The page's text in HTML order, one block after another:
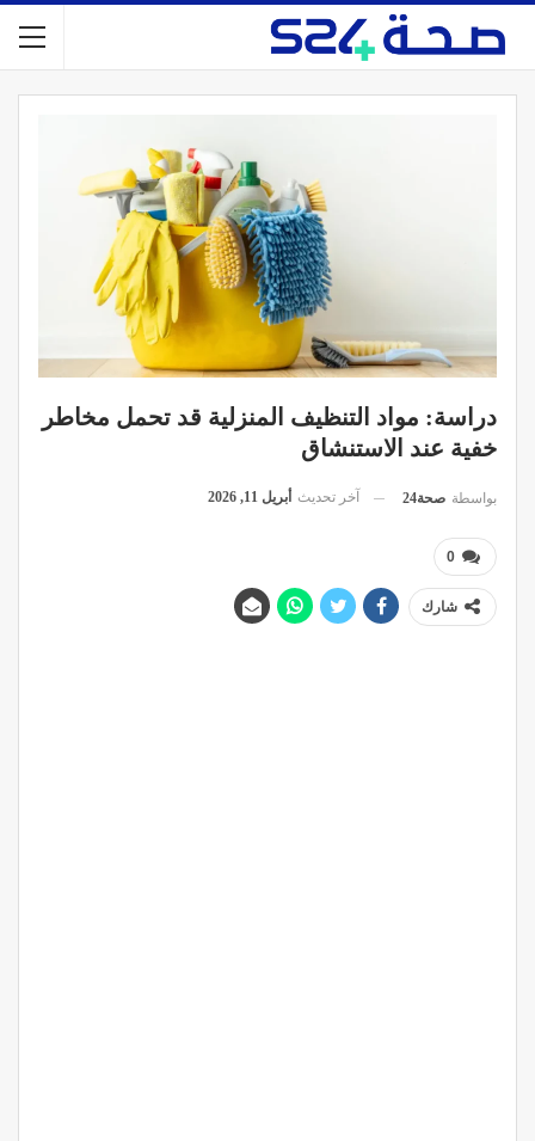
دراسة: مواد التنظيف المنزلية قد تحمل مخاطر
خفية عند الاستنشاق
بواسطة صحة24 آخر تحديث أبريل 11, 2026
0
شارك